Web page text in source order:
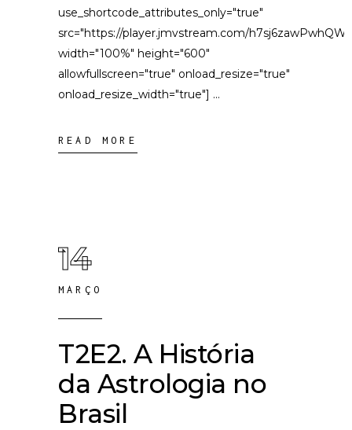
use_shortcode_attributes_only="true"
src="https://player.jmvstream.com/
width="100%" height="600"
allowfullscreen="true" onload_resize="true"
onload_resize_width="true"]
READ MORE
14
MARÇO
T2E2. A História
da Astrologia no
Brasil